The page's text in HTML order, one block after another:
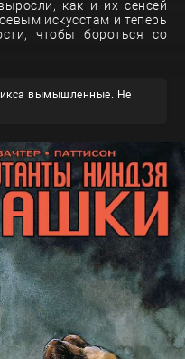
как и их сенсей
искусстам и теперь
чтобы бороться со
вымышленные. Не